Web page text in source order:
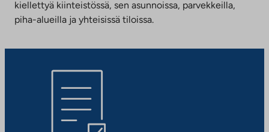
kiellettyä kiinteistössä, sen asunnoissa, parvekkeilla,
piha-alueilla ja yhteisissä tiloissa.